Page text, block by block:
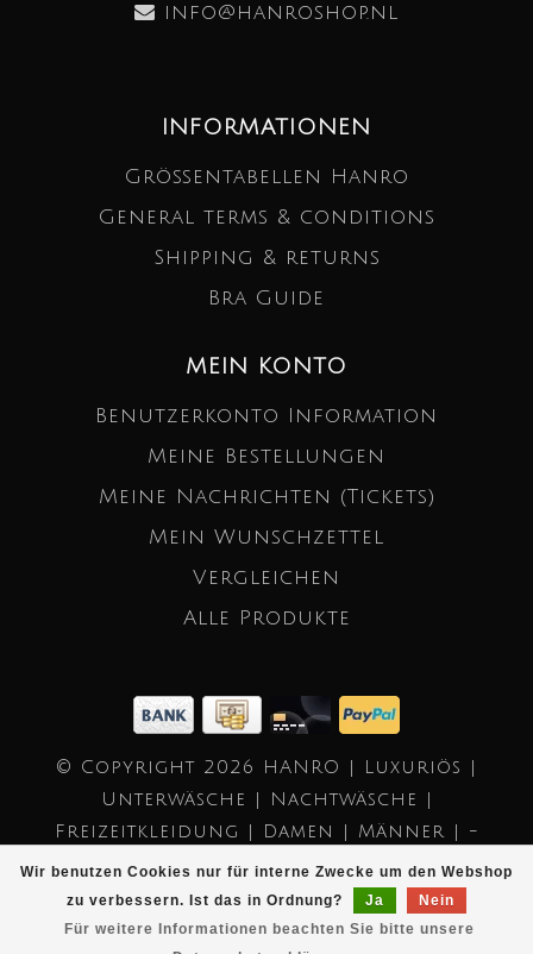
Wir benutzen Cookies nur für interne Zwecke um den Webshop
zu verbessern. Ist das in Ordnung?
Ja
Nein
Für weitere Informationen beachten Sie bitte unsere
info@hanroshop.nl
INFORMATIONEN
Größentabellen Hanro
General terms & conditions
Shipping & returns
Bra Guide
MEIN KONTO
Benutzerkonto Information
Meine Bestellungen
Meine Nachrichten (Tickets)
Mein Wunschzettel
Vergleichen
Alle Produkte
© Copyright 2026 HANRO | Luxuriös |
Unterwäsche | Nachtwäsche |
Freizeitkleidung | Damen | Männer | -
Powered by
Lightspeed
- Theme by
Dyvelopment